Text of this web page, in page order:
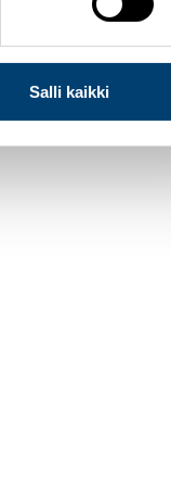
Salli kaikki